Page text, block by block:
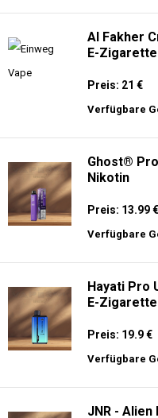
Al Fakher
E-Zigarette
Preis: 21 €
Verfügbare
Ghost®
Nikotin
Preis: 13.99 €
Verfügbare
Hayati Pro
E-Zigarette
Preis: 19.9 €
Verfügbare
JNR - Alien